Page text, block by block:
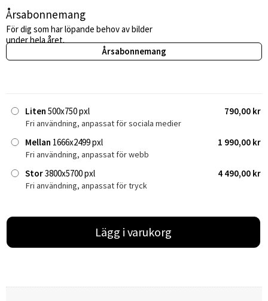
Årsabonnemang
För dig som har löpande behov av bilder
under hela året.
Årsabonnemang
Liten 500x750 pxl 790,00 kr
Fri användning, anpassat för sociala medier
Mellan 1666x2499 pxl 1 990,00 kr
Fri användning, anpassat för webb
Stor3800x5700 pxl 4 490,00 kr
Fri användning, anpassat för tryck
Lägg i varukorg